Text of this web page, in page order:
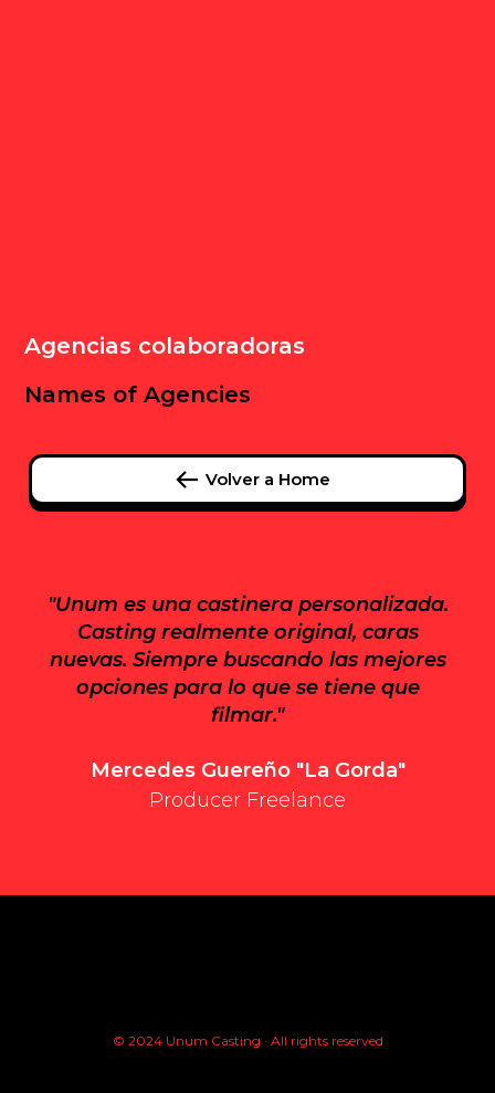
Agencias colaboradoras
Names of Agencies
Volver a Home
"Unum es una castinera personalizada.
Casting realmente original, caras
nuevas. Siempre buscando las mejores
opciones para lo que se tiene que
filmar."
Mercedes Guereño "La Gorda"
Producer Freelance
© 2024 Unum Casting · All rights reserved